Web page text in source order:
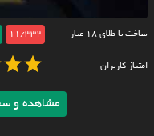
ساخت با طلای ۱۸ عیار 11/332
امتیاز کاربران
مشاهده و